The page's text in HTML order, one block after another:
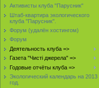
Активисты клуба "Парусник"
Штаб-квартира экологического
клуба "Парусник".
Форум (удалён хостингом)
Форум
Деятельность клуба =>
Газета "Чисті джерела" =>
Годовые отчёты клуба =>
Экологический календарь на 2013
год.